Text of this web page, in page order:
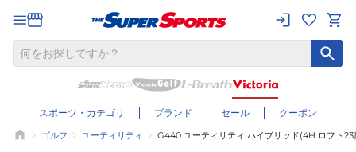
スポーツ・カテゴリ ブランド セール クーポン
ゴルフ ユーティリティ G440 ユーティリティ ハイブリッド(4H ロフト